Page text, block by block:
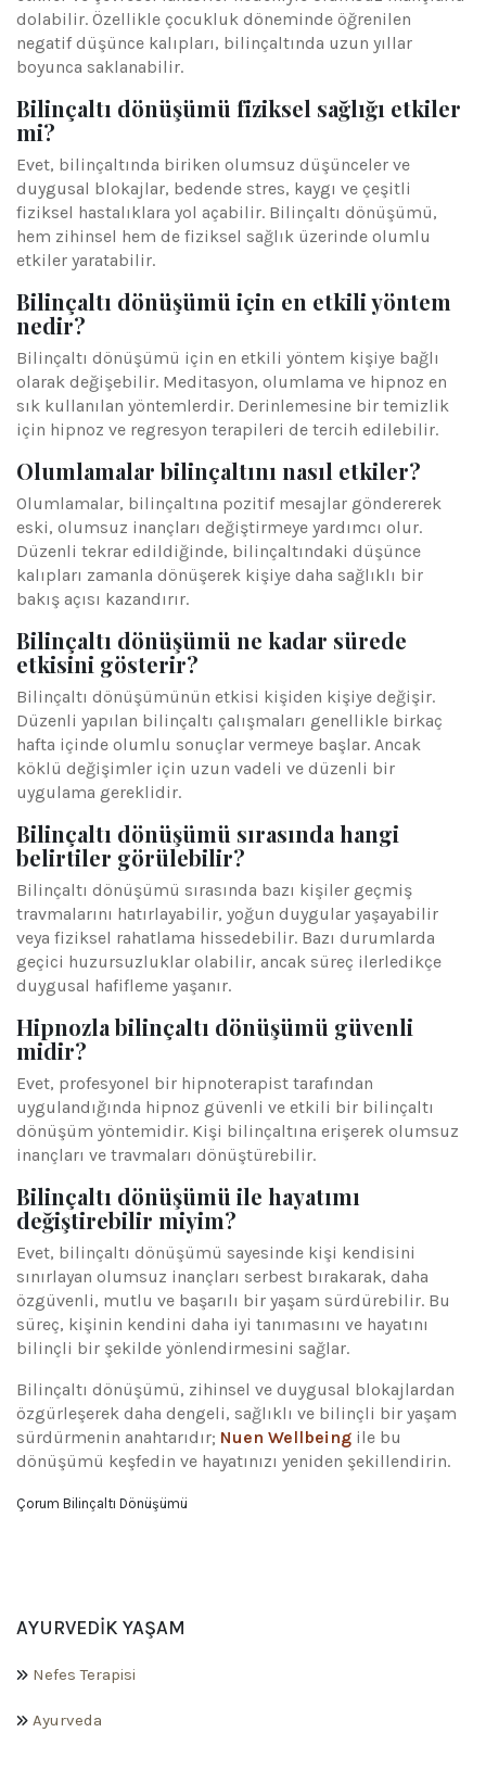
dolabilir. Özellikle çocukluk döneminde öğrenilen
negatif düşünce kalıpları, bilinçaltında uzun yıllar
boyunca saklanabilir.
Bilinçaltı dönüşümü fiziksel sağlığı etkiler
mi?
Evet, bilinçaltında biriken olumsuz düşünceler ve
duygusal blokajlar, bedende stres, kaygı ve çeşitli
fiziksel hastalıklara yol açabilir. Bilinçaltı dönüşümü,
hem zihinsel hem de fiziksel sağlık üzerinde olumlu
etkiler yaratabilir.
Bilinçaltı dönüşümü için en etkili yöntem
nedir?
Bilinçaltı dönüşümü için en etkili yöntem kişiye bağlı
olarak değişebilir. Meditasyon, olumlama ve hipnoz en
sık kullanılan yöntemlerdir. Derinlemesine bir temizlik
için hipnoz ve regresyon terapileri de tercih edilebilir.
Olumlamalar bilinçaltını nasıl etkiler?
Olumlamalar, bilinçaltına pozitif mesajlar göndererek
eski, olumsuz inançları değiştirmeye yardımcı olur.
Düzenli tekrar edildiğinde, bilinçaltındaki düşünce
kalıpları zamanla dönüşerek kişiye daha sağlıklı bir
bakış açısı kazandırır.
Bilinçaltı dönüşümü ne kadar sürede
etkisini gösterir?
Bilinçaltı dönüşümünün etkisi kişiden kişiye değişir.
Düzenli yapılan bilinçaltı çalışmaları genellikle birkaç
hafta içinde olumlu sonuçlar vermeye başlar. Ancak
köklü değişimler için uzun vadeli ve düzenli bir
uygulama gereklidir.
Bilinçaltı dönüşümü sırasında hangi
belirtiler görülebilir?
Bilinçaltı dönüşümü sırasında bazı kişiler geçmiş
travmalarını hatırlayabilir, yoğun duygular yaşayabilir
veya fiziksel rahatlama hissedebilir. Bazı durumlarda
geçici huzursuzluklar olabilir, ancak süreç ilerledikçe
duygusal hafifleme yaşanır.
Hipnozla bilinçaltı dönüşümü güvenli
midir?
Evet, profesyonel bir hipnoterapist tarafından
uygulandığında hipnoz güvenli ve etkili bir bilinçaltı
dönüşüm yöntemidir. Kişi bilinçaltına erişerek olumsuz
inançları ve travmaları dönüştürebilir.
Bilinçaltı dönüşümü ile hayatımı
değiştirebilir miyim?
Evet, bilinçaltı dönüşümü sayesinde kişi kendisini
sınırlayan olumsuz inançları serbest bırakarak, daha
özgüvenli, mutlu ve başarılı bir yaşam sürdürebilir. Bu
süreç, kişinin kendini daha iyi tanımasını ve hayatını
bilinçli bir şekilde yönlendirmesini sağlar.
Bilinçaltı dönüşümü, zihinsel ve duygusal blokajlardan
özgürleşerek daha dengeli, sağlıklı ve bilinçli bir yaşam
sürdürmenin anahtarıdır; Nuen Wellbeing ile bu
dönüşümü keşfedin ve hayatınızı yeniden şekillendirin.
Çorum Bilinçaltı Dönüşümü
AYURVEDIK YAŞAM
Nefes Terapisi
Ayurveda